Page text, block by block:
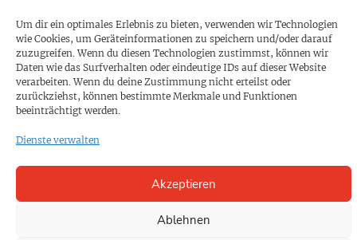
Um dir ein optimales Erlebnis zu bieten, verwenden wir Technologien
wie Cookies, um Geräteinformationen zu speichern und/oder darauf
zuzugreifen. Wenn du diesen Technologien zustimmst, können wir
Daten wie das Surfverhalten oder eindeutige IDs auf dieser Website
verarbeiten. Wenn du deine Zustimmung nicht erteilst oder
zurückziehst, können bestimmte Merkmale und Funktionen
beeinträchtigt werden.
Dienste verwalten
Akzeptieren
Ablehnen
PROKOMPAKT
Impressum
SPENDEN
KONTAKT
Cookie-Richtlinie